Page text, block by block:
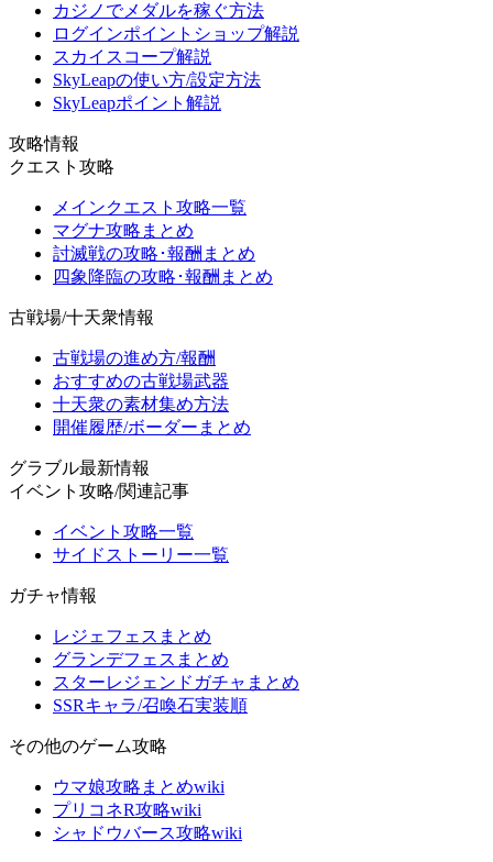
カジノでメダルを稼ぐ方法
ログインポイントショップ解説
スカイスコープ解説
SkyLeapの使い方/設定方法
SkyLeapポイント解説
攻略情報
クエスト攻略
メインクエスト攻略一覧
マグナ攻略まとめ
討滅戦の攻略･報酬まとめ
四象降臨の攻略･報酬まとめ
古戦場/十天衆情報
古戦場の進め方/報酬
おすすめの古戦場武器
十天衆の素材集め方法
開催履歴/ボーダーまとめ
グラブル最新情報
イベント攻略/関連記事
イベント攻略一覧
サイドストーリー一覧
ガチャ情報
レジェフェスまとめ
グランデフェスまとめ
スターレジェンドガチャまとめ
SSRキャラ/召喚石実装順
その他のゲーム攻略
ウマ娘攻略まとめwiki
プリコネR攻略wiki
シャドウバース攻略wiki